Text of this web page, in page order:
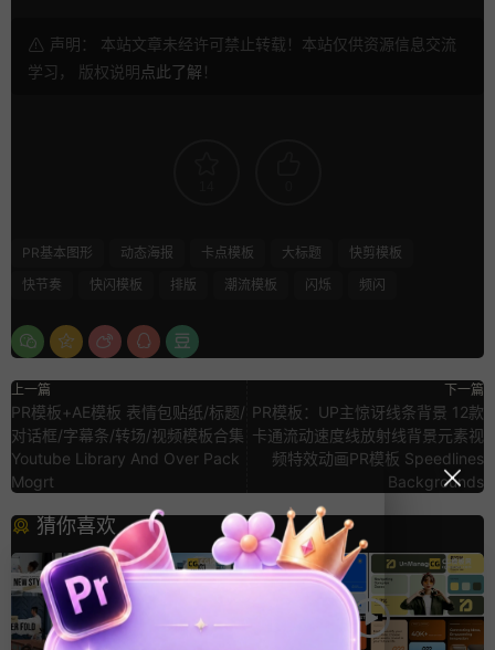
声明： 本站文章未经许可禁止转载！本站仅供资源信息交流
学习， 版权说明点此了解 ！
PR基本图形 动态海报 卡点模板 大标题
快剪模板
快节奏
快闪模板 排版 潮流模板 闪烁 频闪
上一篇
PR模板+AE模板 表情包贴纸/标题/
对话框/字幕条/转场/视频模板合集
Youtube Library And Over Pack
Mogrt
下一篇
PR模板：UP主惊讶线条背景 12款
卡通流动速度线放射线背景元素视
频特效动画PR模板 Speedlines
Backgrounds
猜你喜欢